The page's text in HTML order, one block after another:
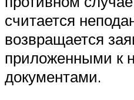
считается
возвращается
приложенными к
документами.